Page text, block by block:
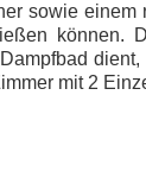
sowie
können.
mit 2